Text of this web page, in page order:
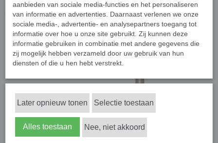
aanbieden van sociale media-functies en het personaliseren
van informatie en advertenties. Daarnaast verlenen we onze
sociale media-, advertentie- en analysepartners toegang tot
informatie over hoe u onze site gebruikt. Zij kunnen deze
informatie gebruiken in combinatie met andere gegevens die
zij mogelijk hebben verzameld door uw gebruik van hun
diensten of die u hen hebt verstrekt.
Later opnieuw tonen Selectie toestaan
Alles toestaan Nee, niet akkoord